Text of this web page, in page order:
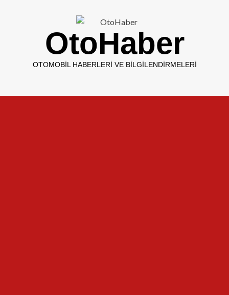
OtoHaber
OTOMOBIL HABERLERI VE BILGILENDIRMELERI